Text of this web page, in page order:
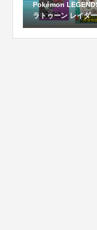
Pokémon
ラトゥーン レイダ